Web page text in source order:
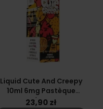
Liquid Cute And Creepy
10ml 6mg Pastèque
Citron
23,90 zł